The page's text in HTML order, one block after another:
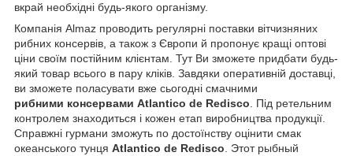
вкрай необхідні будь-якого організму.
Компанія Almaz проводить регулярні поставки вітчизняних
рибних консервів, а також з Європи й пропонує кращі оптові
ціни своїм постійним клієнтам. Тут Ви зможете придбати будь-
який товар всього в пару кліків. Завдяки оперативній доставці,
ви зможете поласувати вже сьогодні смачними
рибними консервами Atlantico de Redisco. Під ретельним
контролем знаходиться і кожен етап виробництва продукції.
Справжні гурмани зможуть по достоїнству оцінити смак
океанського тунця Atlantico de Redisco. Этот рыбный